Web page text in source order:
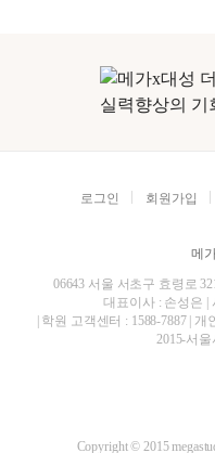
로그인 회원가입
메
06643 서울 서초구 효령로
대표이사 : 손성은 |
| 학원 고객센터 : 1588-7887 |
2015-서
Copyright © 2015